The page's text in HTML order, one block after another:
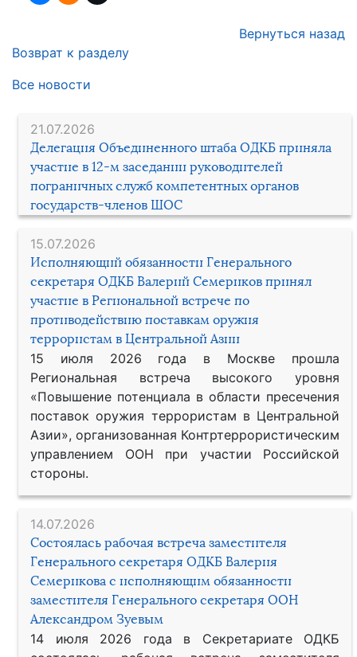
21.07.2026
Делегация Объединенного штаба ОДКБ приняла
участие в 12-м заседании руководителей
пограничных служб компетентных органов
государств-членов ШОС
15.07.2026
Исполняющий обязанности Генерального
секретаря ОДКБ Валерий Семериков принял
участие в Региональной встрече по
противодействию поставкам оружия
террористам в Центральной Азии
15 июля 2026 года в Москве прошла
Региональная встреча высокого уровня
«Повышение потенциала в области пресечения
поставок оружия террористам в Центральной
Азии», организованная Контртеррористическим
управлением ООН при участии Российской
стороны.
14.07.2026
Состоялась рабочая встреча заместителя
Генерального секретаря ОДКБ Валерия
Семерикова с исполняющим обязанности
заместителя Генерального секретаря ООН
Александром Зуевым
14 июля 2026 года в Секретариате ОДКБ
Вернуться назад
Возврат к разделу
Все новости